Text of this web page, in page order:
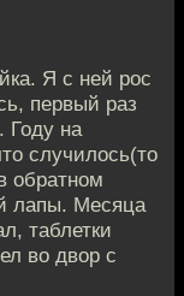
Я с ней рос
первый раз
Году на
случилось(то
обратном
лапы. Месяца
таблетки
во двор с